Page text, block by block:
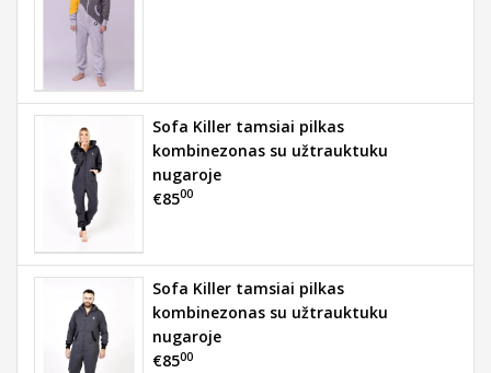
Sofa Killer tamsiai pilkas
kombinezonas su užtrauktuku
nugaroje
€8500
Sofa Killer tamsiai pilkas
kombinezonas su užtrauktuku
nugaroje
€8500